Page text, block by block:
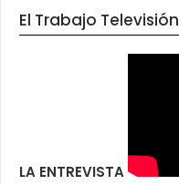
El Trabajo Televisión
LA ENTREVISTA